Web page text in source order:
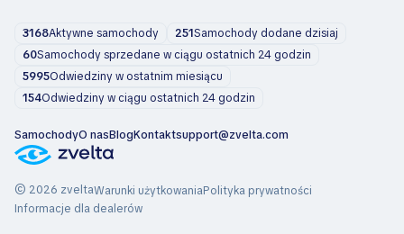
3168Aktywne samochody 251Samochody dodane dzisiaj
60Samochody sprzedane w ciągu ostatnich 24 godzin
5995Odwiedziny w ostatnim miesiącu
154Odwiedziny w ciągu ostatnich 24 godzin
SamochodyO nasBlogKontaktsupport@zvelta.com
© 2026 zveltaWarunki użytkowaniaPolityka prywatności
Informacje dla dealerów